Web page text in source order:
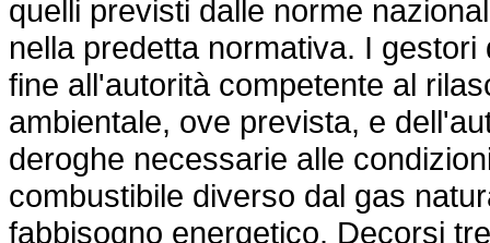
quelli previsti dalle norme
nella predetta normativa. I
fine all'autorità competente al
ambientale, ove prevista, e
deroghe necessarie alle
combustibile diverso dal gas
fabbisogno energetico. Decorsi